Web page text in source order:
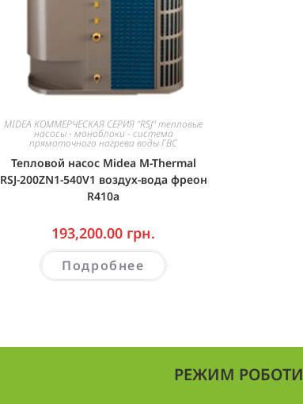
MIDEA КОММЕРЧЕСКАЯ СЕРИЯ "RSJ" тепловые
насосы - моноблоки - система
прямоточного нагрева воды ГВС
Тепловой насос Midea M-Thermal
RSJ-200ZN1-540V1 воздух-вода фреон
R410а
193,200.00 грн.
Подробнее
РЕЖИМ РОБОТИ